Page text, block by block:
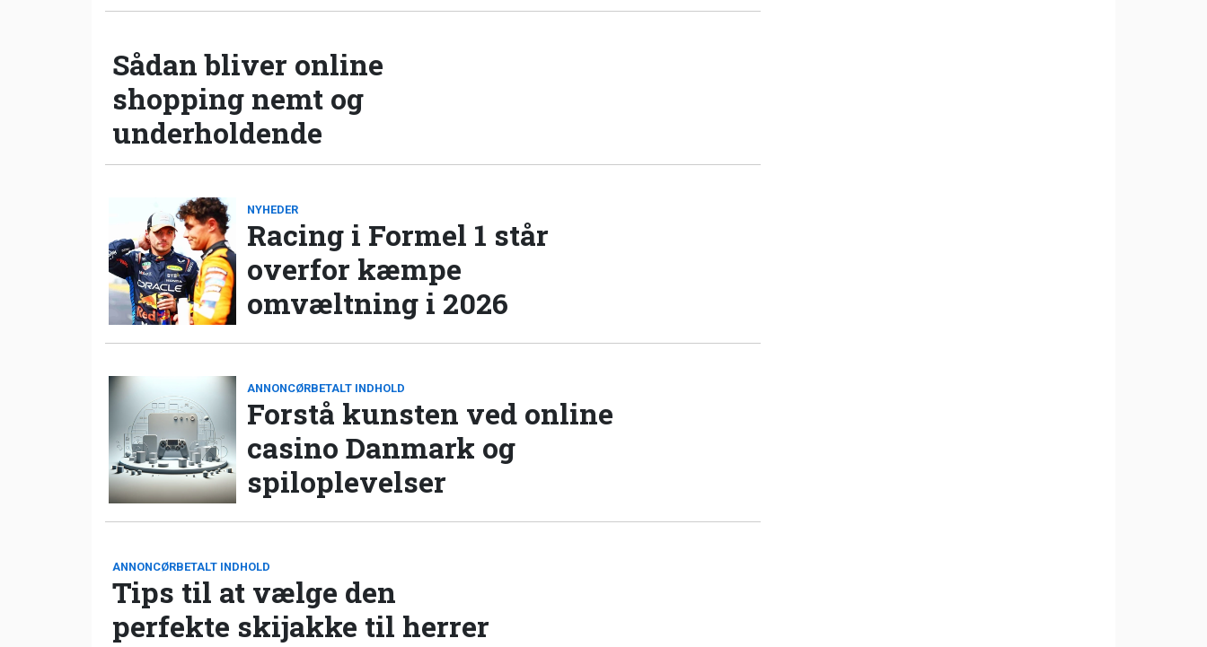
Sådan bliver online
shopping nemt og
underholdende
NYHEDER
Racing i Formel 1 står
overfor kæmpe
omvæltning i 2026
ANNONCØRBETALT INDHOLD
Forstå kunsten ved online
casino Danmark og
spiloplevelser
ANNONCØRBETALT INDHOLD
Tips til at vælge den
perfekte skijakke til herrer